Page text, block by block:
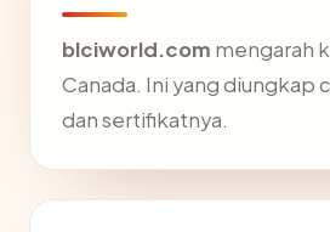
blciworld.com mengarah
Canada. Ini yang diungkap
dan sertifikatnya.